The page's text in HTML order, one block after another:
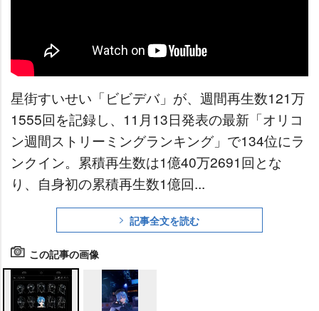
星街すいせい「ビビデバ」が、週間再生数121万
1555回を記録し、11月13日発表の最新「オリコ
ン週間ストリーミングランキング」で134位にラ
ンクイン。累積再生数は1億40万2691回とな
り、自身初の累積再生数1億回...
記事全文を読む
この記事の画像